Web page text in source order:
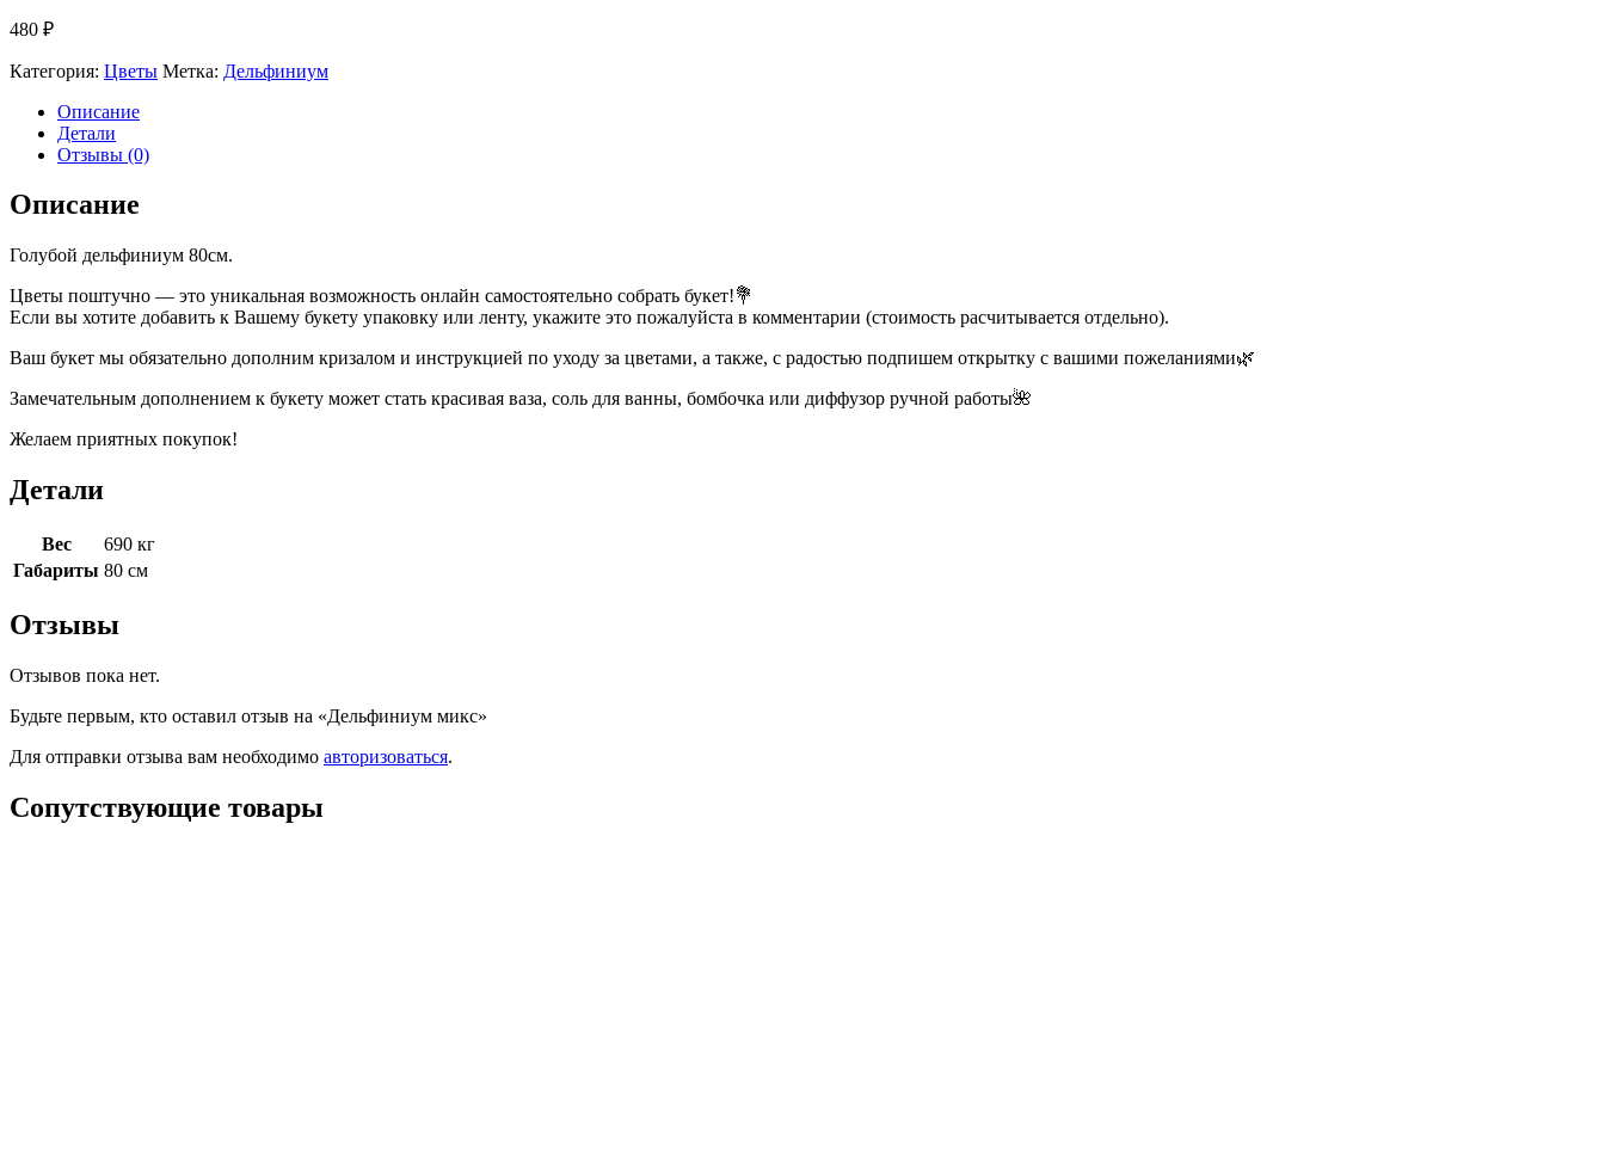
480 ₽
Категория: Цветы Метка: Дельфиниум
Описание
Детали
Отзывы (0)
Описание
Голубой дельфиниум 80см.
Цветы поштучно — это уникальная возможность онлайн самостоятельно собрать букет!💐
Если вы хотите добавить к Вашему букету упаковку или ленту, укажите это пожалуйста в комментарии (стоимость расчитывается отдельно).
Ваш букет мы обязательно дополним кризалом и инструкцией по уходу за цветами, а также, с радостью подпишем открытку с вашими пожеланиями🌿
Замечательным дополнением к букету может стать красивая ваза, соль для ванны, бомбочка или диффузор ручной работы🌺
Желаем приятных покупок!
Детали
Вес
690 кг
Габариты 80 см
Отзывы
Отзывов пока нет.
Будьте первым, кто оставил отзыв на «Дельфиниум микс»
Для отправки отзыва вам необходимо авторизоваться.
Сопутствующие товары